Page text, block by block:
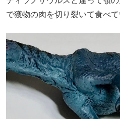
で獲物の肉を切り裂いて食べて